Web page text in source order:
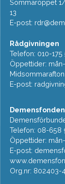
Sommaröppet
13
E-post:
Rådgivningen
Telefon: 010-175
Öppettider:
E-post:
Demensfonden
Telefon: 08-658
Öppettider:
E-post:
Org.nr: 802403-